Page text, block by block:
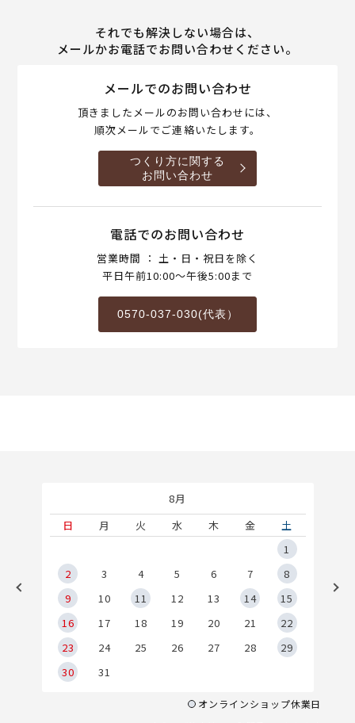
それでも解決しない場合は、
メールかお電話でお問い合わせください。
メールでのお問い合わせ
頂きましたメールのお問い合わせには、
順次メールでご連絡いたします。
つくり方に関する
お問い合わせ
電話でのお問い合わせ
営業時間 ： 土・日・祝日を除く
平日午前10:00～午後5:00まで
0570-037-030(代表）
8月
日
月 火 水 木 金
土
1
2
3 4 5 6 7
8
9
10 11 12 13 14
15
16
17 18 19 20 21
22
23
24 25 26 27 28
29
30
31
オンラインショップ休業日